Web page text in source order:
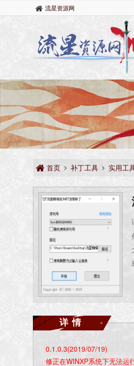
流星资源网
首页 补丁工具 实用工
详情
0.1.0.3(2019/07/19)
修正在WINXP系统下无法运